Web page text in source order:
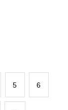
​5 ​6